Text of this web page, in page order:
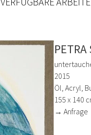
PETRA
2015
Öl, Acryl,
155 x 140
→ Anfrage